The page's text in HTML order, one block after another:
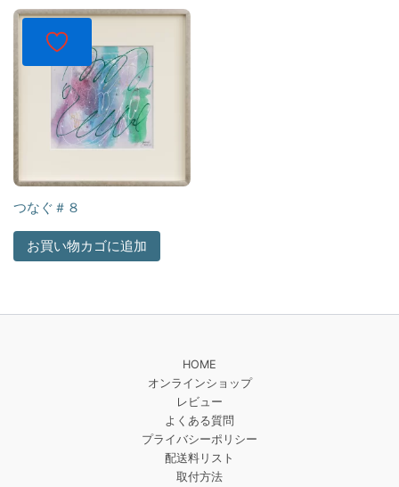
つなぐ＃８
お買い物カゴに追加
HOME
オンラインショップ
レビュー
よくある質問
プライバシーポリシー
配送料リスト
取付方法